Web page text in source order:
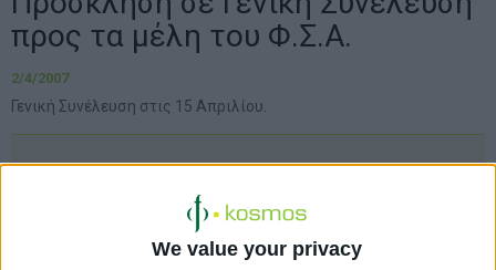
We value your privacy
προς τα μέλη του Φ.Σ.Α.
2/4/2007
Γενική Συνέλευση στις 15 Απριλίου.
Πρόσκληση σε Γενική Συνέλευση προς τα μέλη